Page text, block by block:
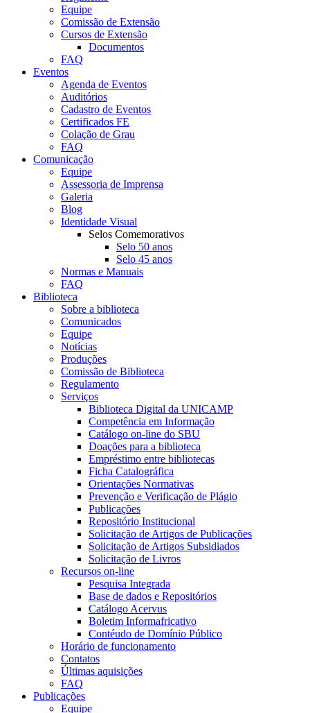
Equipe
Comissão de Extensão
Cursos de Extensão
Documentos
FAQ
Eventos
Agenda de Eventos
Auditórios
Cadastro de Eventos
Certificados FE
Colação de Grau
FAQ
Comunicação
Equipe
Assessoria de Imprensa
Galeria
Blog
Identidade Visual
Selos Comemorativos
Selo 50 anos
Selo 45 anos
Normas e Manuais
FAQ
Biblioteca
Sobre a biblioteca
Comunicados
Equipe
Notícias
Produções
Comissão de Biblioteca
Regulamento
Serviços
Biblioteca Digital da UNICAMP
Competência em Informação
Catálogo on-line do SBU
Doações para a biblioteca
Empréstimo entre bibliotecas
Ficha Catalográfica
Orientações Normativas
Prevenção e Verificação de Plágio
Publicações
Repositório Institucional
Solicitação de Artigos de Publicações
Solicitação de Artigos Subsidiados
Solicitação de Livros
Recursos on-line
Pesquisa Integrada
Base de dados e Repositórios
Catálogo Acervus
Boletim Informafricativo
Contéudo de Domínio Público
Horário de funcionamento
Contatos
Últimas aquisições
FAQ
Publicações
Equipe